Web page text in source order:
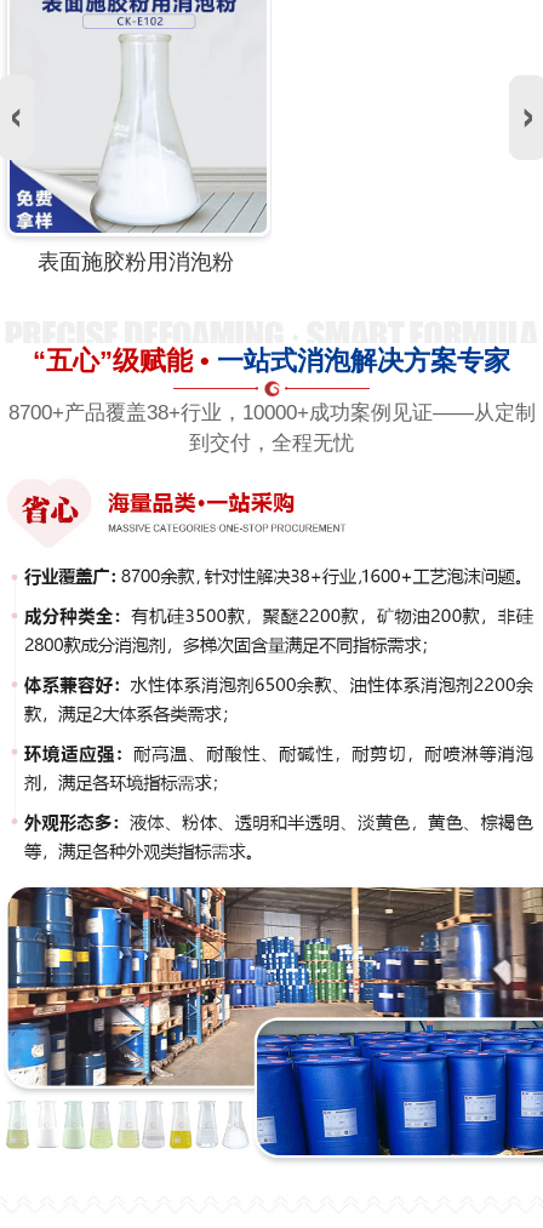
表面施胶粉用消泡粉
“五心”级赋能 • 一站式消泡解决方案专家
8700+产品覆盖38+行业，10000+成功案例见证——从定制
到交付，全程无忧